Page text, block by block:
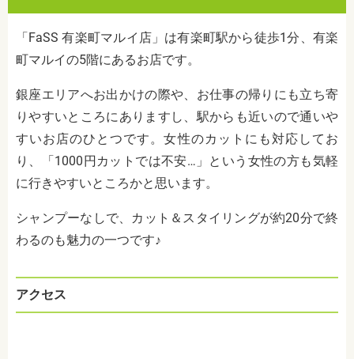
「FaSS 有楽町マルイ店」は有楽町駅から徒歩1分、有楽
町マルイの5階にあるお店です。
銀座エリアへお出かけの際や、お仕事の帰りにも立ち寄
りやすいところにありますし、駅からも近いので通いや
すいお店のひとつです。女性のカットにも対応してお
り、「1000円カットでは不安…」という女性の方も気軽
に行きやすいところかと思います。
シャンプーなしで、カット＆スタイリングが約20分で終
わるのも魅力の一つです♪
アクセス